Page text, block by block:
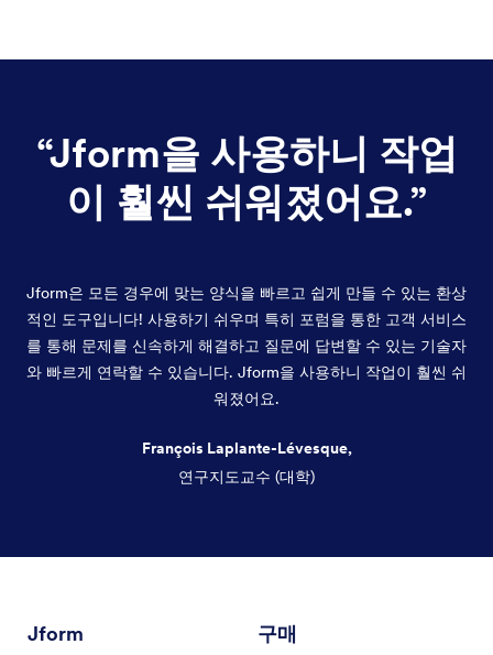
“Jform을 사용하니 작업
이 훨씬 쉬워졌어요.”
Jform은 모든 경우에 맞는 양식을 빠르고 쉽게 만들 수 있는 환상
적인 도구입니다! 사용하기 쉬우며 특히 포럼을 통한 고객 서비스
를 통해 문제를 신속하게 해결하고 질문에 답변할 수 있는 기술자
와 빠르게 연락할 수 있습니다. Jform을 사용하니 작업이 훨씬 쉬
워졌어요.
François Laplante-Lévesque,
연구지도교수 (대학)
Jform 구매